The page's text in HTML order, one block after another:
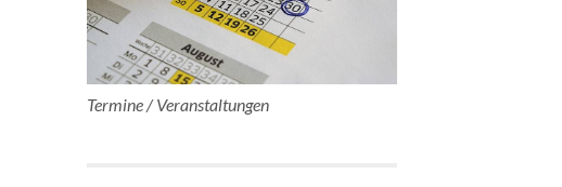
Termine / Veranstaltungen